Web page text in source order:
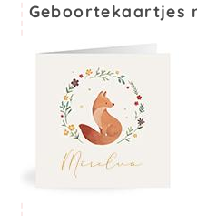
Geboortekaartjes